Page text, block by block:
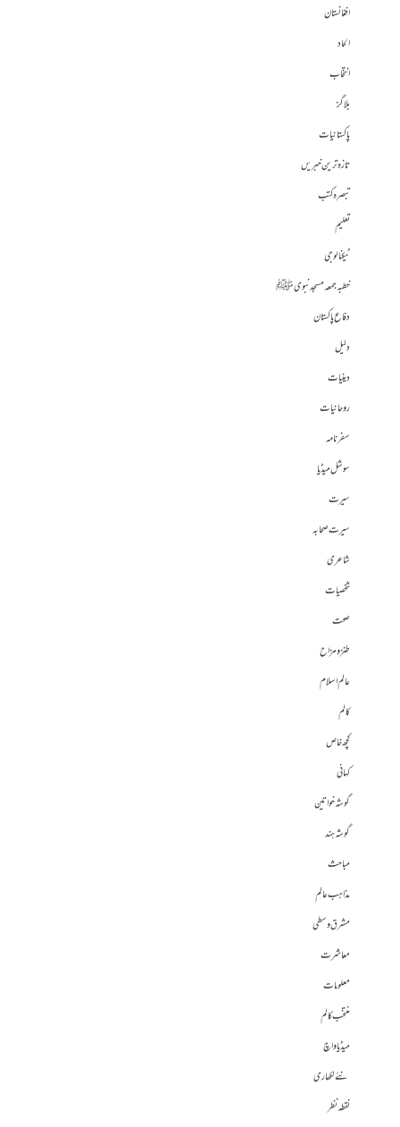
افغانستان
الحاد
انتخاب
بلاگز
پاکستانیات
تازہ ترین خبریں
تبصرہ کتب
تعلیم
ٹیکنالوجی
خطبہ جمعہ مسجد نبوی ﷺ
دفاع پاکستان
دلیل
دینیات
روحانیات
سفرنامہ
سوشل میڈیا
سیرت
سیرت صحابہ
شاعری
شخصیات
صحت
طنز و مزاح
عالم اسلام
کالم
کچھ خاص
کہانی
گوشہ خواتین
گوشہ ہند
مباحث
مذاہب عالم
مشرق وسطی
معاشرت
معلومات
منتخب کالم
میڈیا واچ
نئے لکھاری
نقطہ نظر